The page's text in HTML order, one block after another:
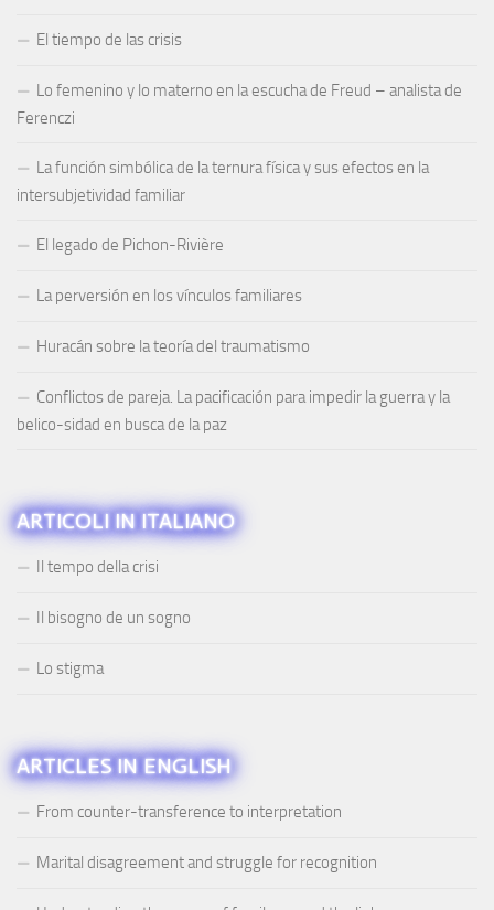
El tiempo de las crisis
Lo femenino y lo materno en la escucha de Freud – analista de
Ferenczi
La función simbólica de la ternura física y sus efectos en la
intersubjetividad familiar
El legado de Pichon-Rivière
La perversión en los vínculos familiares
Huracán sobre la teoría del traumatismo
Conflictos de pareja. La pacificación para impedir la guerra y la
belico-sidad en busca de la paz
ARTICOLI IN ITALIANO
Il tempo della crisi
Il bisogno de un sogno
Lo stigma
ARTICLES IN ENGLISH
From counter-transference to interpretation
Marital disagreement and struggle for recognition